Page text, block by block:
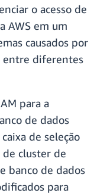
o acesso de
AWS em um
causados por
entre diferentes
para a
de dados
de seleção
de cluster de
banco de dados
para